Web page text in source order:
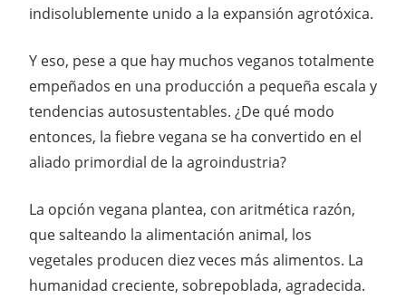
indisolublemente unido a la expansión agrotóxica.
Y eso, pese a que hay muchos veganos totalmente
empeñados en una producción a pequeña escala y
tendencias autosustentables. ¿De qué modo
entonces, la fiebre vegana se ha convertido en el
aliado primordial de la agroindustria?
La opción vegana plantea, con aritmética razón,
que salteando la alimentación animal, los
vegetales producen diez veces más alimentos. La
humanidad creciente, sobrepoblada, agradecida.